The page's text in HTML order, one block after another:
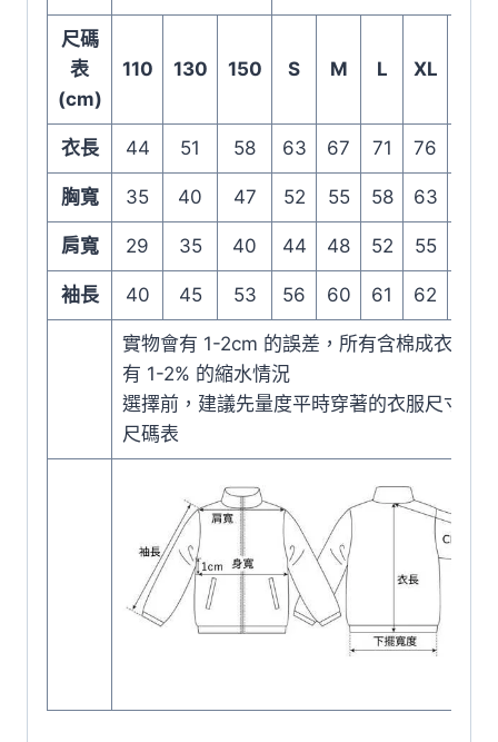
尺碼
表
(cm)
110 130 150 S M L XL
衣長 44 51 58 63 67 71 76
胸寬 35 40 47 52 55 58 63
肩寬 29 35 40 44 48 52 55
袖長 40 45 53 56 60 61 62
實物會有 1-2cm 的誤差，所有含棉成衣在洗
有 1-2% 的縮水情況
選擇前，建議先量度平時穿著的衣服尺寸，
尺碼表